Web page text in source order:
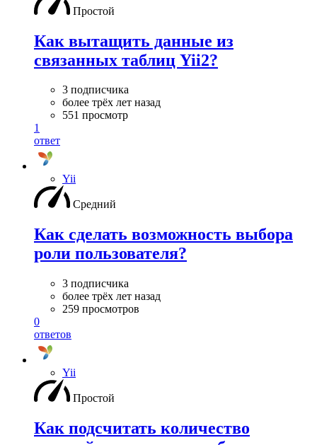
Простой
Как вытащить данные из
связанных таблиц Yii2?
3 подписчика
более трёх лет назад
551 просмотр
1
ответ
Yii
Средний
Как сделать возможность выбора
роли пользователя?
3 подписчика
более трёх лет назад
259 просмотров
0
ответов
Yii
Простой
Как подсчитать количество